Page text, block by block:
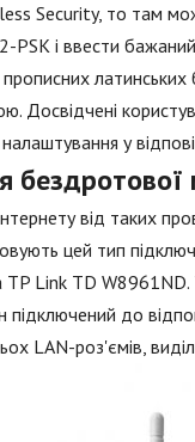
Security, то там
PSK і ввести
прописних
Досвідчені
у
від таких
цей тип
TP Link TD
до
LAN-роз'ємів,